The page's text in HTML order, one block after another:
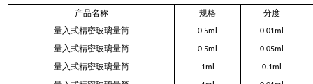
产品名称 规格
分度
量入式精密玻璃量筒
0.5ml 0.01ml
量入式精密玻璃量筒 0.5ml 0.05ml
量入式精密玻璃量筒 1ml 0.1ml